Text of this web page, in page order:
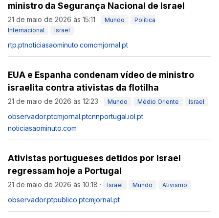
ministro da Segurança Nacional de Israel
21 de maio de 2026 às 15:11 · Mundo
Política
Internacional
Israel
rtp.ptnoticiasaominuto.comcmjornal.pt
EUA e Espanha condenam vídeo de ministro
israelita contra ativistas da flotilha
21 de maio de 2026 às 12:23 · Mundo Médio Oriente Israel
observador.ptcmjornal.ptcnnportugal.iol.pt
noticiasaominuto.com
Ativistas portugueses detidos por Israel
regressam hoje a Portugal
21 de maio de 2026 às 10:18 · Israel Mundo Ativismo
observador.ptpublico.ptcmjornal.pt